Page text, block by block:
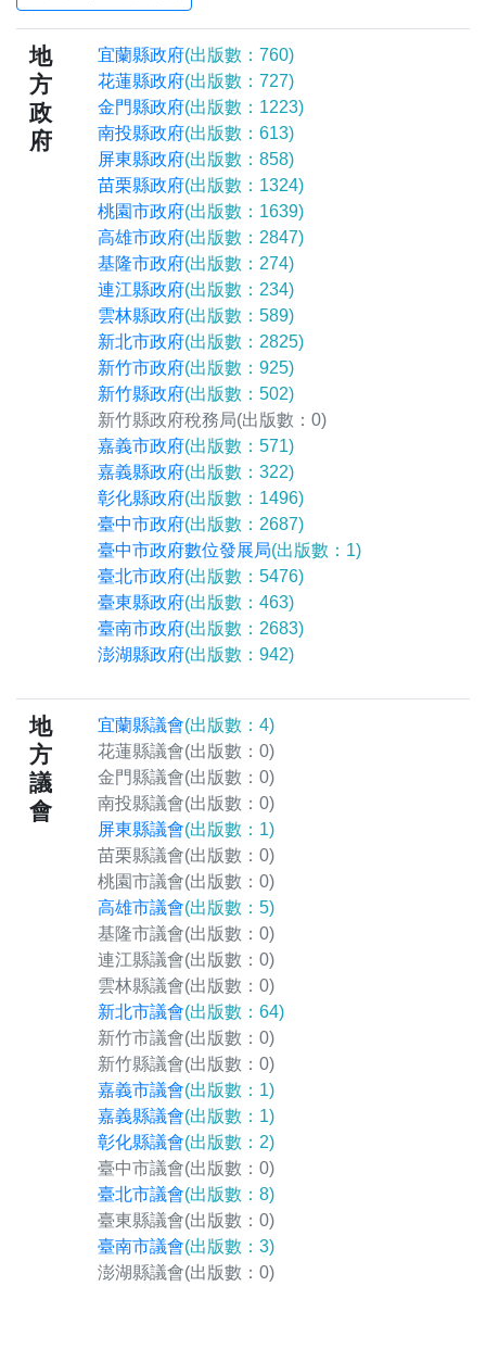
地
方
政
府
宜蘭縣政府(出版數：760)
花蓮縣政府(出版數：727)
金門縣政府(出版數：1223)
南投縣政府(出版數：613)
屏東縣政府(出版數：858)
苗栗縣政府(出版數：1324)
桃園市政府(出版數：1639)
高雄市政府(出版數：2847)
基隆市政府(出版數：274)
連江縣政府(出版數：234)
雲林縣政府(出版數：589)
新北市政府(出版數：2825)
新竹市政府(出版數：925)
新竹縣政府(出版數：502)
新竹縣政府稅務局(出版數：0)
嘉義市政府(出版數：571)
嘉義縣政府(出版數：322)
彰化縣政府(出版數：1496)
臺中市政府(出版數：2687)
臺中市政府數位發展局(出版數：1)
臺北市政府(出版數：5476)
臺東縣政府(出版數：463)
臺南市政府(出版數：2683)
澎湖縣政府(出版數：942)
地
方
議
會
宜蘭縣議會(出版數：4)
花蓮縣議會(出版數：0)
金門縣議會(出版數：0)
南投縣議會(出版數：0)
屏東縣議會(出版數：1)
苗栗縣議會(出版數：0)
桃園市議會(出版數：0)
高雄市議會(出版數：5)
基隆市議會(出版數：0)
連江縣議會(出版數：0)
雲林縣議會(出版數：0)
新北市議會(出版數：64)
新竹市議會(出版數：0)
新竹縣議會(出版數：0)
嘉義市議會(出版數：1)
嘉義縣議會(出版數：1)
彰化縣議會(出版數：2)
臺中市議會(出版數：0)
臺北市議會(出版數：8)
臺東縣議會(出版數：0)
臺南市議會(出版數：3)
澎湖縣議會(出版數：0)